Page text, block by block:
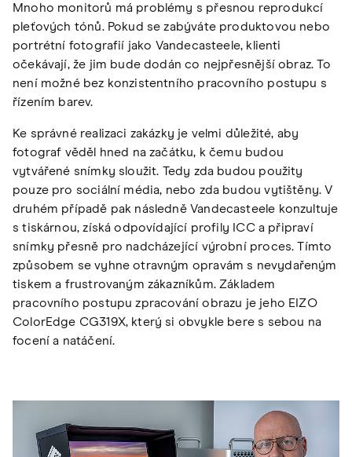
Mnoho monitorů má problémy s přesnou reprodukcí
pleťových tónů. Pokud se zabýváte produktovou nebo
portrétní fotografií jako Vandecasteele, klienti
očekávají, že jim bude dodán co nejpřesnější obraz. To
není možné bez konzistentního pracovního postupu s
řízením barev.
Ke správné realizaci zakázky je velmi důležité, aby
fotograf věděl hned na začátku, k čemu budou
vytvářené snímky sloužit. Tedy zda budou použity
pouze pro sociální média, nebo zda budou vytištěny. V
druhém případě pak následně Vandecasteele konzultuje
s tiskárnou, získá odpovídající profily ICC a připraví
snímky přesně pro nadcházející výrobní proces. Tímto
způsobem se vyhne otravným opravám s nevydařeným
tiskem a frustrovaným zákazníkům. Základem
pracovního postupu zpracování obrazu je jeho EIZO
ColorEdge CG319X, který si obvykle bere s sebou na
focení a natáčení.